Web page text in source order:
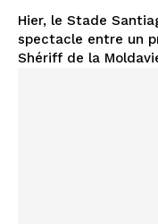
Hier, le Stade
spectacle entre un
Shériff de la